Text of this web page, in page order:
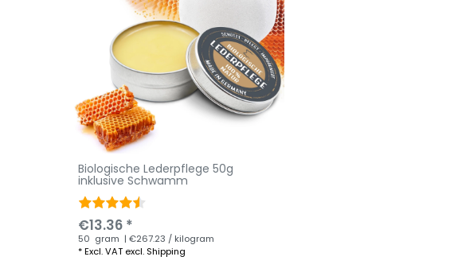
Biologische Lederpflege 50g
inklusive Schwamm
€13.36 *
50 gram | €267.23 / kilogram
*Excl. VAT excl. Shipping